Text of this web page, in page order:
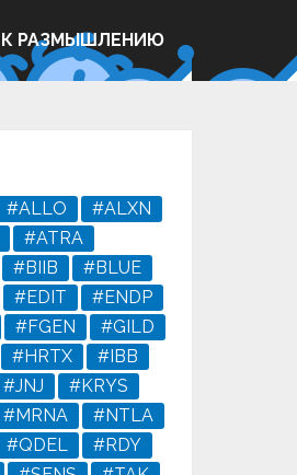
К РАЗМЫШЛЕНИЮ
#ALLO
#ALXN
#ATRA
#BIIB
#BLUE
#EDIT
#ENDP
#FGEN
#GILD
#HRTX
#IBB
#JNJ
#KRYS
#MRNA
#NTLA
#QDEL
#RDY